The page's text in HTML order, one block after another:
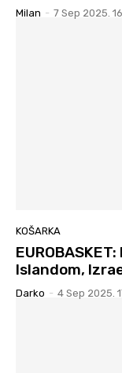
Milan - 7 Sep 2025.
KOŠARKA
Islandom,
Darko - 4 Sep 2025.